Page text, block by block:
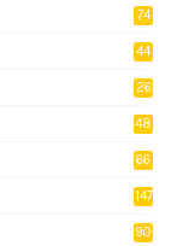
74
44
26
48
66
147
90